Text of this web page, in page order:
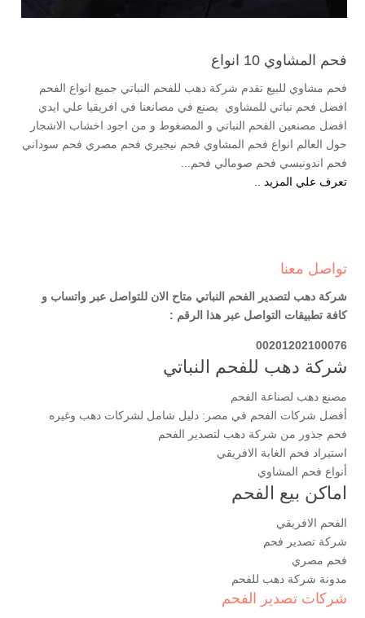
فحم المشاوي 10 انواع
فحم مشاوي للبيع تقدم شركة دهب للفحم النباتي جميع انواع الفحم
افضل فحم نباتي للمشاوي يصنع في مصانعنا في افريقيا علي ايدي
افضل مصنعين الفحم النباتي و المضغوط و من اجود اخشاب الاشجار
حول العالم انواع فحم المشاوي فحم نيجيري فحم مصري فحم سوداني
فحم اندونيسي فحم صومالي فحم...
تعرف علي المزيد ..
تواصل معنا
شركة دهب لتصدير الفحم النباتي متاح الان للتواصل عبر واتساب و
كافة تطبيقات التواصل عبر هذا الرقم :
00201202100076
شركة دهب للفحم النباتي
مصنع دهب لصناعة الفحم
أفضل شركات الفحم في مصر: دليل شامل لشركات دهب وغيره
فحم جذور من شركة دهب لتصدير الفحم
استيراد فحم الغابة الافريقي
أنواع فحم المشاوي
اماكن بيع الفحم
الفحم الافريقي
شركة تصدير فحم
فحم مصري
مدونة شركة دهب للفحم
شركات تصدير الفحم